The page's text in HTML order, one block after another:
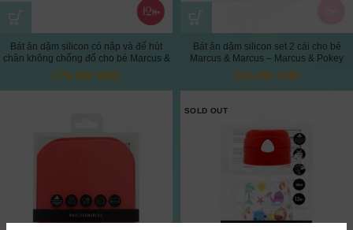
Bát ăn dặm silicon có nắp và đế hút
chân không chống đổ cho bé Marcus &
Marcus, từ 12 tháng – Marcus
278.000 VNĐ
Bát ăn dặm silicon set 2 cái cho bé
Marcus & Marcus – Marcus & Pokey
218.000 VNĐ
SOLD OUT